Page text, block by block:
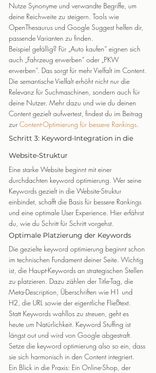
Nutze Synonyme und verwandte Begriffe, um
deine Reichweite zu steigern. Tools wie
OpenThesaurus und Google Suggest helfen dir,
passende Varianten zu finden.
Beispiel gefällig? Für „Auto kaufen“ eignen sich
auch „Fahrzeug erwerben“ oder „PKW
erwerben“. Das sorgt für mehr Vielfalt im Content.
Die semantische Vielfalt erhöht nicht nur die
Relevanz für Suchmaschinen, sondern auch für
deine Nutzer. Mehr dazu und wie du deinen
Content gezielt aufwertest, findest du im Beitrag
zur Content-Optimierung für bessere Rankings.
Schritt 3: Keyword-Integration in die
Website-Struktur
Eine starke Website beginnt mit einer
durchdachten keyword optimierung. Wer seine
Keywords gezielt in die Website-Struktur
einbindet, schafft die Basis für bessere Rankings
und eine optimale User Experience. Hier erfährst
du, wie du Schritt für Schritt vorgehst.
Optimale Platzierung der Keywords
Die gezielte keyword optimierung beginnt schon
im technischen Fundament deiner Seite. Wichtig
ist, die Haupt-Keywords an strategischen Stellen
zu platzieren. Dazu zählen der Title-Tag, die
Meta-Description, Überschriften wie H1 und
H2, die URL sowie der eigentliche Fließtext.
Statt Keywords wahllos zu streuen, geht es
heute um Natürlichkeit. Keyword Stuffing ist
längst out und wird von Google abgestraft.
Setze die keyword optimierung also so ein, dass
sie sich harmonisch in den Content integriert.
Ein Blick in die Praxis: Ein Online-Shop, der